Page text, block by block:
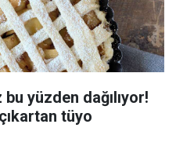
yüzden dağılıyor!
tüyo